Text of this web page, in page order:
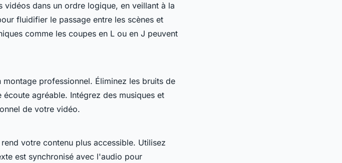
dans un ordre logique, en veillant à la
fluidifier le passage entre les scènes et
comme les coupes en L ou en J peuvent
professionnel. Éliminez les bruits de
agréable. Intégrez des musiques et
de votre vidéo.
votre contenu plus accessible. Utilisez
est synchronisé avec l'audio pour